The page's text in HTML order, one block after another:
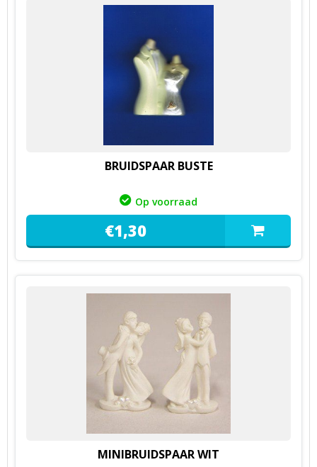
BRUIDSPAAR BUSTE
Op voorraad
€1,30
MINIBRUIDSPAAR WIT